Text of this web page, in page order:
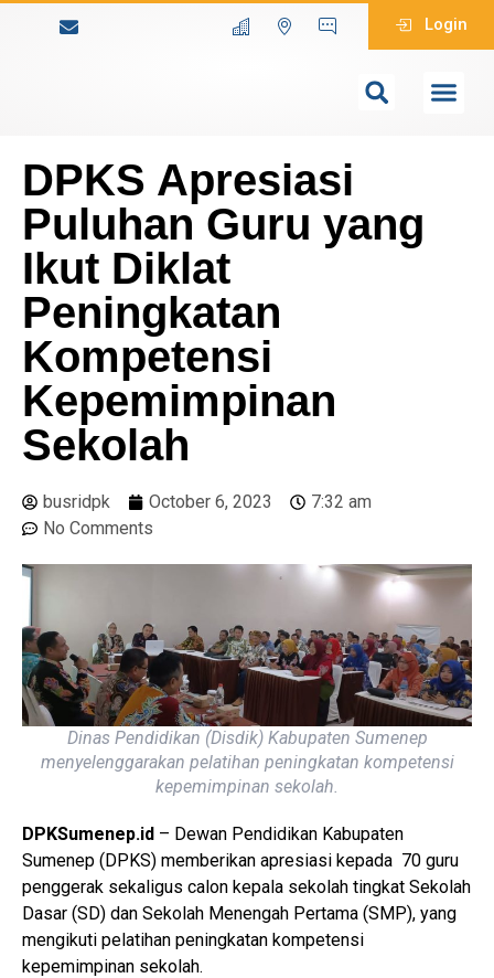
Login
DPKS Apresiasi
Puluhan Guru yang
Ikut Diklat
Peningkatan
Kompetensi
Kepemimpinan
Sekolah
busridpk October 6, 2023
7:32 am
No Comments
Dinas Pendidikan (Disdik) Kabupaten Sumenep
menyelenggarakan pelatihan peningkatan kompetensi
kepemimpinan sekolah.
DPKSumenep.id – Dewan Pendidikan Kabupaten
Sumenep (DPKS) memberikan apresiasi kepada 70 guru
penggerak sekaligus calon kepala sekolah tingkat Sekolah
Dasar (SD) dan Sekolah Menengah Pertama (SMP), yang
mengikuti pelatihan peningkatan kompetensi
kepemimpinan sekolah.